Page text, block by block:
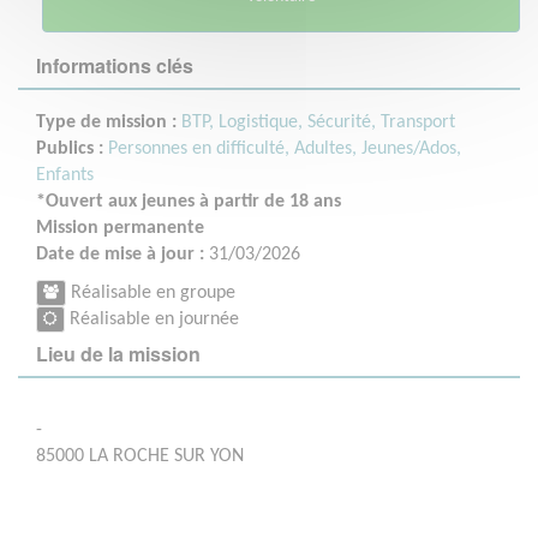
Informations clés
Type de mission : BTP, Logistique, Sécurité, Transport
Publics : Personnes en difficulté, Adultes, Jeunes/Ados,
Enfants
*Ouvert aux jeunes à partir de 18 ans
Mission permanente
Date de mise à jour : 31/03/2026
Réalisable en groupe
Réalisable en journée
Lieu de la mission
-
85000 LA ROCHE SUR YON